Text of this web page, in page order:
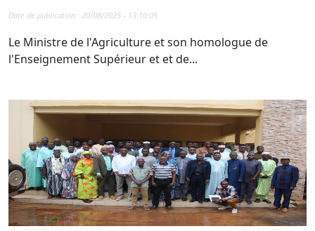
Date de publication : 20/08/2025 - 13:10:05
Le Ministre de l'Agriculture et son homologue de
l'Enseignement Supérieur et et de...